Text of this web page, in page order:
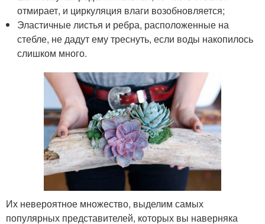
отмирает, и циркуляция влаги возобновляется;
Эластичные листья и ребра, расположенные на
стебле, не дадут ему треснуть, если воды накопилось
слишком много.
Их невероятное множество, выделим самых
популярных представителей, которых вы наверняка